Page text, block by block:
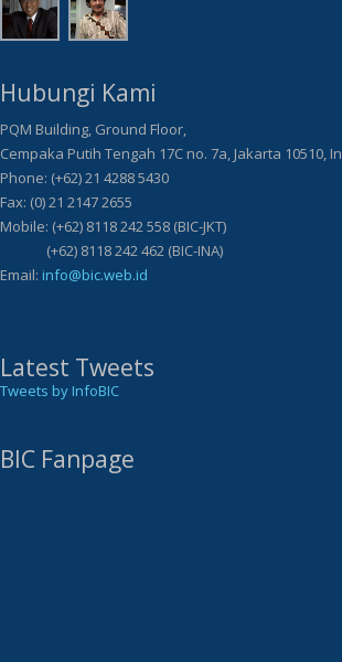
Hubungi Kami
PQM Building, Ground Floor,
Cempaka Putih Tengah 17C no. 7a, Jakarta 10510,
Phone: (+62) 21 4288 5430
Fax: (0) 21 2147 2655
Mobile: (+62) 8118 242 558 (BIC-JKT)
(+62) 8118 242 462 (BIC-INA)
Email: info@bic.web.id
Latest Tweets
Tweets by InfoBIC
BIC Fanpage